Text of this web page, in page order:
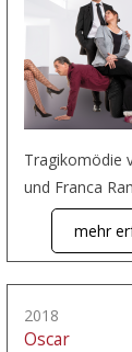
Tragikomödie
und Franca
mehr
2018
Oscar